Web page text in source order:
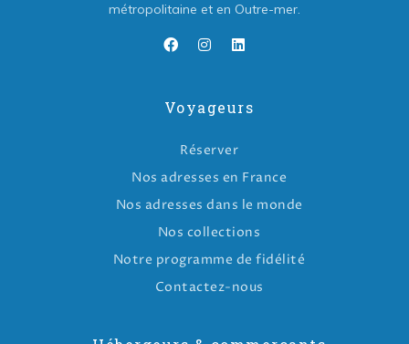
métropolitaine et en Outre-mer.
Voyageurs
Réserver
Nos adresses en France
Nos adresses dans le monde
Nos collections
Notre programme de fidélité
Contactez-nous